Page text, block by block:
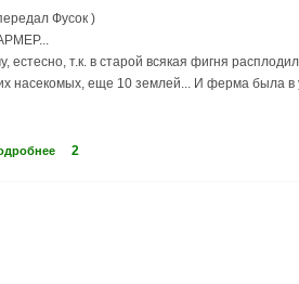
Фусок )
т.к. в старой всякая фигня
насекомых, еще 10 землей... И ферма была
2